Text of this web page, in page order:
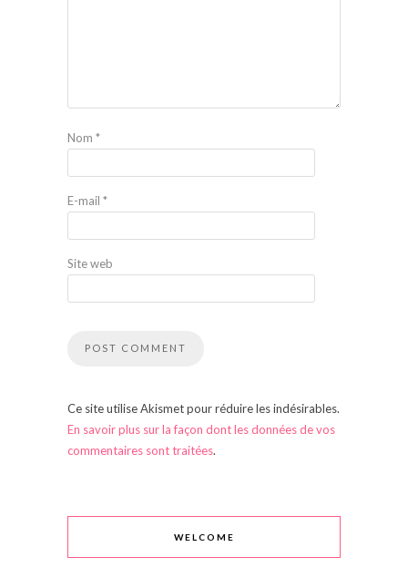
Nom *
E-mail *
Site web
Ce site utilise Akismet pour réduire les indésirables.
En savoir plus sur la façon dont les données de vos
commentaires sont traitées.
WELCOME